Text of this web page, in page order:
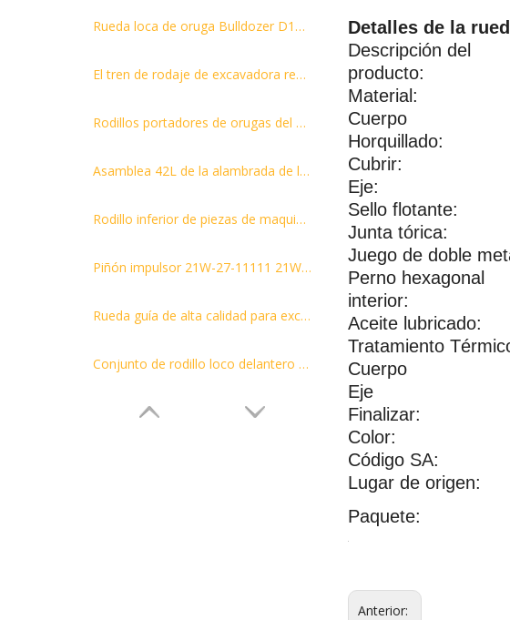
Rueda loca de oruga Bulldozer D155 SD32 buen precio para ventas
El tren de rodaje de excavadora resistente parte la rueda loca D8R 6Y557
Rodillos portadores de orugas del conjunto del rodillo superior de la excavadora PC120
Asamblea 42L de la alambrada de la cadena de la pista PC100-1/2/3/5/6 para los recambios del tren de aterrizaje del excavador 202-32-00201
Rodillo inferior de piezas de maquinaria de construcción PC120-5 de repuestos para excavadoras
Piñón impulsor 21W-27-11111 21W-27-11110 para excavadora PC60-6 PC60-7
Rueda guía de alta calidad para excavadora CAT305, rueda guía para la venta
Conjunto de rodillo loco delantero de pista de topadoras KOMATSU D65EX 12 14X-30-00110
Detalles de la
Descripción del
producto:
Material:
Cuerpo
Horquillado:
Cubrir:
Eje:
Sello flotante:
Junta tórica:
Juego de doble
Perno hexagonal
interior:
Aceite lubricado:
Tratamiento
Cuerpo
Eje
Finalizar:
Color:
Código SA:
Lugar de origen:
Paquete:
Anterior: